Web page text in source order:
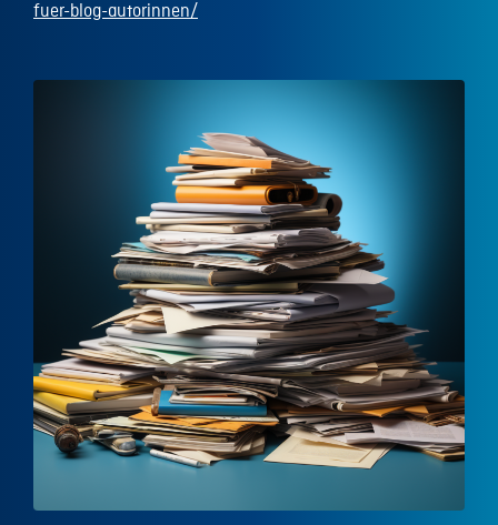
fuer-blog-autorinnen/